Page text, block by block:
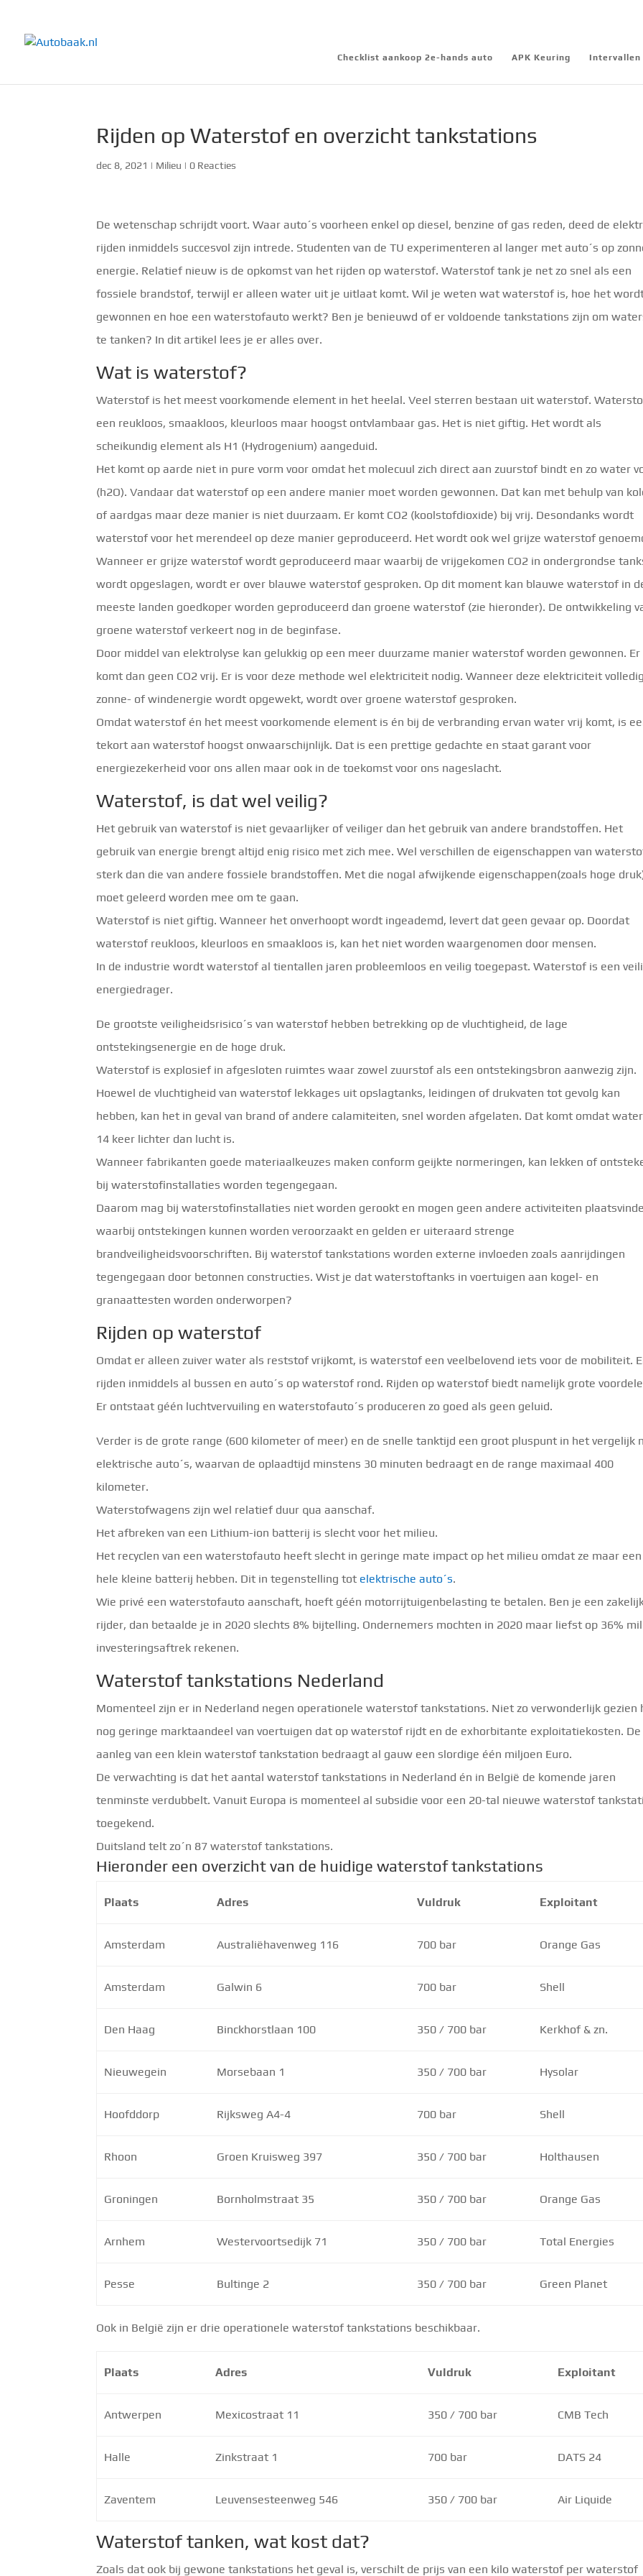
Checklist aankoop 2e-hands auto APK Keuring Intervallen
Rijden op Waterstof en overzicht tankstations
dec 8, 2021 | Milieu | 0 Reacties
De wetenschap schrijdt voort. Waar auto´s voorheen enkel op diesel, benzine of gas reden, deed de
rijden inmiddels succesvol zijn intrede. Studenten van de TU experimenteren al langer met auto´s op
energie. Relatief nieuw is de opkomst van het rijden op waterstof. Waterstof tank je net zo snel als een
fossiele brandstof, terwijl er alleen water uit je uitlaat komt. Wil je weten wat waterstof is, hoe het
gewonnen en hoe een waterstofauto werkt? Ben je benieuwd of er voldoende tankstations zijn om
te tanken? In dit artikel lees je er alles over.
Wat is waterstof?
Waterstof is het meest voorkomende element in het heelal. Veel sterren bestaan uit waterstof.
een reukloos, smaakloos, kleurloos maar hoogst ontvlambaar gas. Het is niet giftig. Het wordt als
scheikundig element als H1 (Hydrogenium) aangeduid.
Het komt op aarde niet in pure vorm voor omdat het molecuul zich direct aan zuurstof bindt en zo water
(h2O). Vandaar dat waterstof op een andere manier moet worden gewonnen. Dat kan met behulp van
of aardgas maar deze manier is niet duurzaam. Er komt CO2 (koolstofdioxide) bij vrij. Desondanks wordt
waterstof voor het merendeel op deze manier geproduceerd. Het wordt ook wel grijze waterstof
Wanneer er grijze waterstof wordt geproduceerd maar waarbij de vrijgekomen CO2 in ondergrondse
wordt opgeslagen, wordt er over blauwe waterstof gesproken. Op dit moment kan blauwe waterstof in
meeste landen goedkoper worden geproduceerd dan groene waterstof (zie hieronder). De ontwikkeling
groene waterstof verkeert nog in de beginfase.
Door middel van elektrolyse kan gelukkig op een meer duurzame manier waterstof worden gewonnen. Er
komt dan geen CO2 vrij. Er is voor deze methode wel elektriciteit nodig. Wanneer deze elektriciteit
zonne- of windenergie wordt opgewekt, wordt over groene waterstof gesproken.
Omdat waterstof én het meest voorkomende element is én bij de verbranding ervan water vrij komt, is
tekort aan waterstof hoogst onwaarschijnlijk. Dat is een prettige gedachte en staat garant voor
energiezekerheid voor ons allen maar ook in de toekomst voor ons nageslacht.
Waterstof, is dat wel veilig?
Het gebruik van waterstof is niet gevaarlijker of veiliger dan het gebruik van andere brandstoffen. Het
gebruik van energie brengt altijd enig risico met zich mee. Wel verschillen de eigenschappen van
sterk dan die van andere fossiele brandstoffen. Met die nogal afwijkende eigenschappen(zoals hoge
moet geleerd worden mee om te gaan.
Waterstof is niet giftig. Wanneer het onverhoopt wordt ingeademd, levert dat geen gevaar op. Doordat
waterstof reukloos, kleurloos en smaakloos is, kan het niet worden waargenomen door mensen.
In de industrie wordt waterstof al tientallen jaren probleemloos en veilig toegepast. Waterstof is een
energiedrager.
De grootste veiligheidsrisico´s van waterstof hebben betrekking op de vluchtigheid, de lage
ontstekingsenergie en de hoge druk.
Waterstof is explosief in afgesloten ruimtes waar zowel zuurstof als een ontstekingsbron aanwezig zijn.
Hoewel de vluchtigheid van waterstof lekkages uit opslagtanks, leidingen of drukvaten tot gevolg kan
hebben, kan het in geval van brand of andere calamiteiten, snel worden afgelaten. Dat komt omdat
14 keer lichter dan lucht is.
Wanneer fabrikanten goede materiaalkeuzes maken conform geijkte normeringen, kan lekken of
bij waterstofinstallaties worden tegengegaan.
Daarom mag bij waterstofinstallaties niet worden gerookt en mogen geen andere activiteiten
waarbij ontstekingen kunnen worden veroorzaakt en gelden er uiteraard strenge
brandveiligheidsvoorschriften. Bij waterstof tankstations worden externe invloeden zoals aanrijdingen
tegengegaan door betonnen constructies. Wist je dat waterstoftanks in voertuigen aan kogel- en
granaattesten worden onderworpen?
Rijden op waterstof
Omdat er alleen zuiver water als reststof vrijkomt, is waterstof een veelbelovend iets voor de mobiliteit.
rijden inmiddels al bussen en auto´s op waterstof rond. Rijden op waterstof biedt namelijk grote
Er ontstaat géén luchtvervuiling en waterstofauto´s produceren zo goed als geen geluid.
Verder is de grote range (600 kilometer of meer) en de snelle tanktijd een groot pluspunt in het vergelijk
elektrische auto´s, waarvan de oplaadtijd minstens 30 minuten bedraagt en de range maximaal 400
kilometer.
Waterstofwagens zijn wel relatief duur qua aanschaf.
Het afbreken van een Lithium-ion batterij is slecht voor het milieu.
Het recyclen van een waterstofauto heeft slecht in geringe mate impact op het milieu omdat ze maar een
hele kleine batterij hebben. Dit in tegenstelling tot elektrische auto´s.
Wie privé een waterstofauto aanschaft, hoeft géén motorrijtuigenbelasting te betalen. Ben je een
rijder, dan betaalde je in 2020 slechts 8% bijtelling. Ondernemers mochten in 2020 maar liefst op 36%
investeringsaftrek rekenen.
Waterstof tankstations Nederland
Momenteel zijn er in Nederland negen operationele waterstof tankstations. Niet zo verwonderlijk gezien
nog geringe marktaandeel van voertuigen dat op waterstof rijdt en de exhorbitante exploitatiekosten. De
aanleg van een klein waterstof tankstation bedraagt al gauw een slordige één miljoen Euro.
De verwachting is dat het aantal waterstof tankstations in Nederland én in België de komende jaren
tenminste verdubbelt. Vanuit Europa is momenteel al subsidie voor een 20-tal nieuwe waterstof
toegekend.
Duitsland telt zo´n 87 waterstof tankstations.
Hieronder een overzicht van de huidige waterstof tankstations
Plaats Adres Vuldruk Exploitant
Amsterdam Australiëhavenweg 116 700 bar Orange Gas
Amsterdam Galwin 6 700 bar Shell
Den Haag Binckhorstlaan 100 350 / 700 bar Kerkhof & zn.
Nieuwegein Morsebaan 1 350 / 700 bar Hysolar
Hoofddorp Rijksweg A4-4 700 bar Shell
Rhoon Groen Kruisweg 397 350 / 700 bar Holthausen
Groningen Bornholmstraat 35 350 / 700 bar Orange Gas
Arnhem Westervoortsedijk 71 350 / 700 bar Total Energies
Pesse Bultinge 2 350 / 700 bar Green Planet
Ook in België zijn er drie operationele waterstof tankstations beschikbaar.
Plaats Adres Vuldruk Exploitant
Antwerpen Mexicostraat 11 350 / 700 bar CMB Tech
Halle Zinkstraat 1 700 bar DATS 24
Zaventem Leuvensesteenweg 546 350 / 700 bar Air Liquide
Waterstof tanken, wat kost dat?
Zoals dat ook bij gewone tankstations het geval is, verschilt de prijs van een kilo waterstof per waterstof